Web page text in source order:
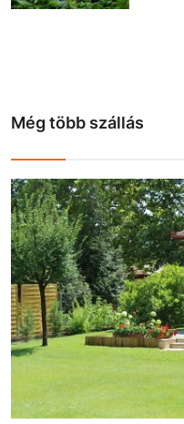
Még több szállás